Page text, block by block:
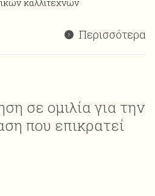
καλλιτεχνών
Περισσότερα
σε ομιλία για την
που επικρατεί